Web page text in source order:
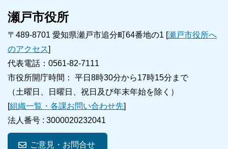
瀬戸市役所
〒489-8701 愛知県瀬戸市追分町64番地の1 [瀬戸市役所へ
のアクセス]
代表電話：0561-82-7111
市役所開庁時間： 平日8時30分から17時15分まで
（土曜日、日曜日、祝日及び年末年始を除く）
[組織一覧・各課お問い合わせ先]
法人番号 : 3000020232041
ご意見・お問合せ